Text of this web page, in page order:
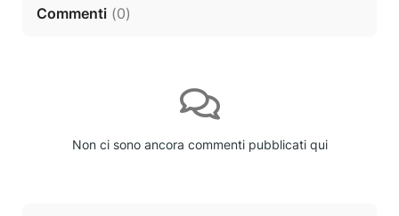
Commenti (0)
Non ci sono ancora commenti pubblicati qui